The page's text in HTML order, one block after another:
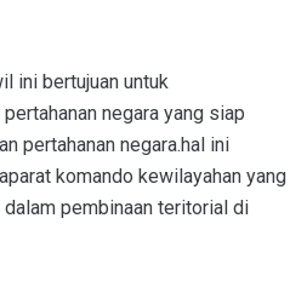
ini bertujuan untuk
negara yang siap
pertahanan negara.hal ini
komando kewilayahan yang
pembinaan teritorial di